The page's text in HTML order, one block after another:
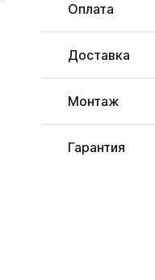
Оплата
Доставка
Монтаж
Гарантия